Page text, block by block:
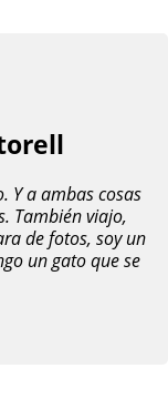
Y a ambas cosas
También viajo,
de fotos, soy un
un gato que se